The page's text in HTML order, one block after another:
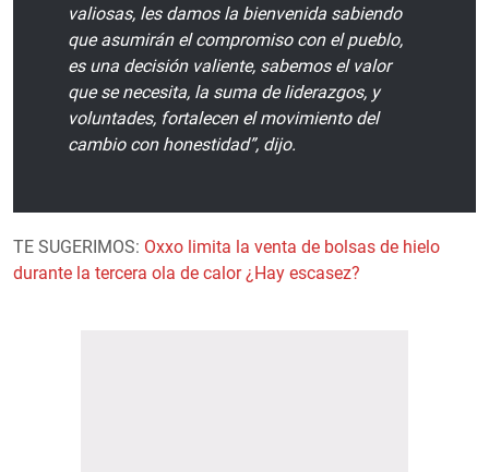
valiosas, les damos la bienvenida sabiendo
que asumirán el compromiso con el pueblo,
es una decisión valiente, sabemos el valor
que se necesita, la suma de liderazgos, y
voluntades, fortalecen el movimiento del
cambio con honestidad”, dijo.
TE SUGERIMOS: Oxxo limita la venta de bolsas de hielo
durante la tercera ola de calor ¿Hay escasez?